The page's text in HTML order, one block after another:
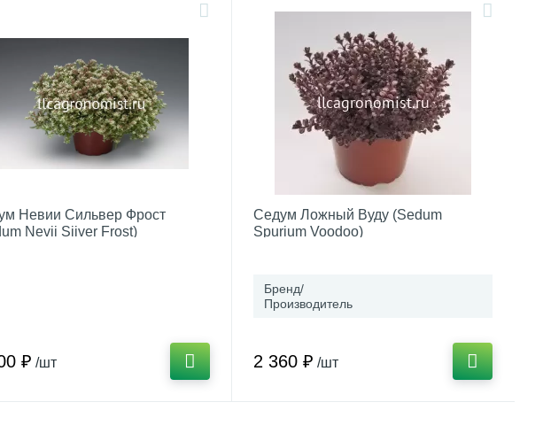
Невии Сильвер Фрост
Nevii Siiver Frost)
₽ /шт
Седум Ложный Вуду (Sedum
Spurium Voodoo)
Бренд/
Производитель
2 360 ₽ /шт